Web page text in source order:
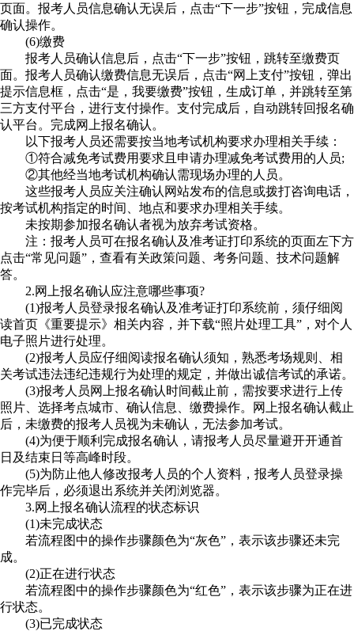
页面。报考人员信息确认无误后，点击“下一步”按钮，完成信息
确认操作。
(6)缴费
报考人员确认信息后，点击“下一步”按钮，跳转至缴费页
面。报考人员确认缴费信息无误后，点击“网上支付”按钮，弹出
提示信息框，点击“是，我要缴费”按钮，生成订单，并跳转至第
三方支付平台，进行支付操作。支付完成后，自动跳转回报名确
认平台。完成网上报名确认。
以下报考人员还需要按当地考试机构要求办理相关手续：
①符合减免考试费用要求且申请办理减免考试费用的人员;
②其他经当地考试机构确认需现场办理的人员。
这些报考人员应关注确认网站发布的信息或拨打咨询电话，
按考试机构指定的时间、地点和要求办理相关手续。
未按期参加报名确认者视为放弃考试资格。
注：报考人员可在报名确认及准考证打印系统的页面左下方
点击“常见问题”，查看有关政策问题、考务问题、技术问题解
答。
2.网上报名确认应注意哪些事项?
(1)报考人员登录报名确认及准考证打印系统前，须仔细阅
读首页《重要提示》相关内容，并下载“照片处理工具”，对个人
电子照片进行处理。
(2)报考人员应仔细阅读报名确认须知，熟悉考场规则、相
关考试违法违纪违规行为处理的规定，并做出诚信考试的承诺。
(3)报考人员网上报名确认时间截止前，需按要求进行上传
照片、选择考点城市、确认信息、缴费操作。网上报名确认截止
后，未缴费的报考人员视为未确认，无法参加考试。
(4)为便于顺利完成报名确认，请报考人员尽量避开开通首
日及结束日等高峰时段。
(5)为防止他人修改报考人员的个人资料，报考人员登录操
作完毕后，必须退出系统并关闭浏览器。
3.网上报名确认流程的状态标识
(1)未完成状态
若流程图中的操作步骤颜色为“灰色”，表示该步骤还未完
成。
(2)正在进行状态
若流程图中的操作步骤颜色为“红色”，表示该步骤为正在进
行状态。
(3)已完成状态